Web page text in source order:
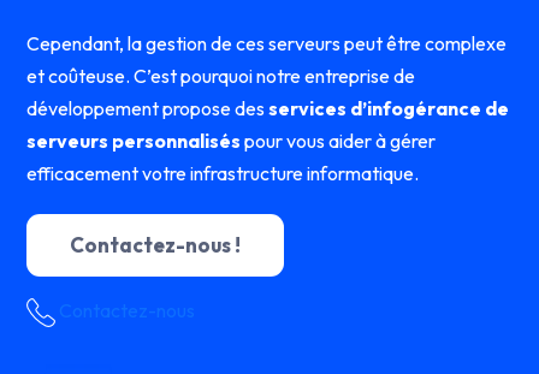
Cependant, la gestion de ces serveurs peut être complexe
et coûteuse. C’est pourquoi notre entreprise de
développement propose desservices d’infogérance de
serveurs personnalisés pour vous aider à gérer
efficacement votre infrastructure informatique.
Contactez-nous !
Contactez-nous